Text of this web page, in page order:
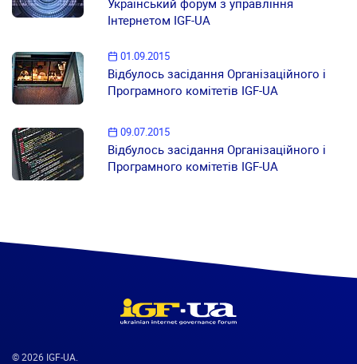
Інтернетом IGF-UA
01.09.2015
Відбулось засідання Організаційного і
Програмного комітетів IGF-UA
09.07.2015
Відбулось засідання Організаційного і
Програмного комітетів IGF-UA
© 2026 IGF-UA.